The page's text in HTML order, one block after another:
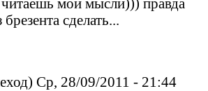
сделать...
Ср, 28/09/2011 - 21:44